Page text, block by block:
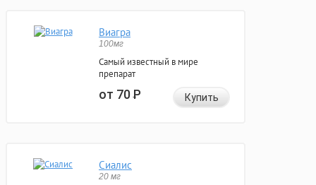
Виагра
100мг
Самый известный в мире
препарат
от 70Р Купить
Сиалис
20 мг